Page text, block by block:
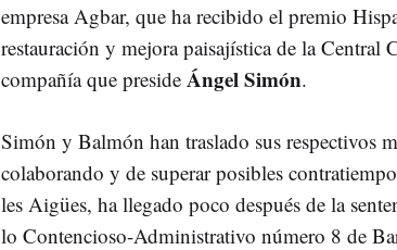
empresa Agbar, que ha recibido el premio
restauración y mejora paisajística de la Central
compañía que preside Ángel Simón.
Simón y Balmón han traslado sus respectivos
colaborando y de superar posibles
les Aigües, ha llegado poco después de la
lo Contencioso-Administrativo número 8 de